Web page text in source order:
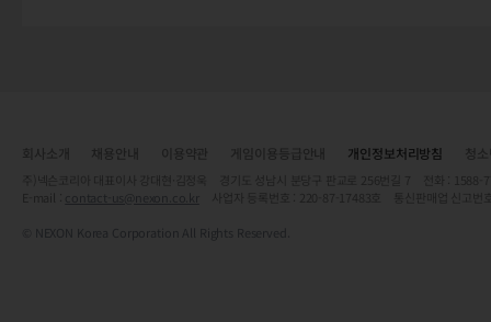
개인정보처리방침
contact-us@nexon.co.kr
© NEXON Korea Corporation All Rights Reserved.